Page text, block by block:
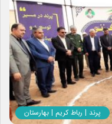
پرند | رباط کریم | بهارستان